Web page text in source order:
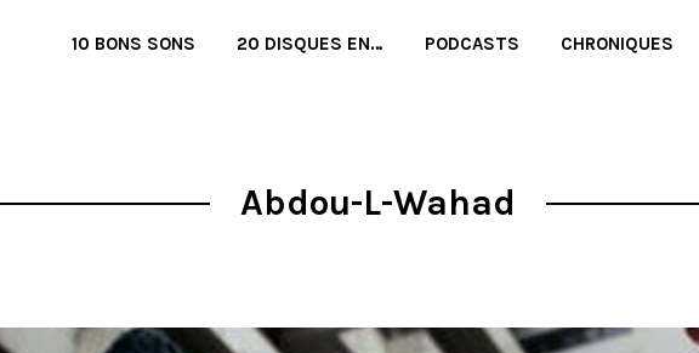
10 BONS SONS 20 DISQUES EN… PODCASTS CHRONIQUES
Abdou-L-Wahad